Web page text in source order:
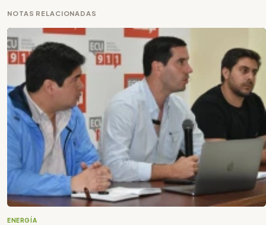
NOTAS RELACIONADAS
ENERGÍA